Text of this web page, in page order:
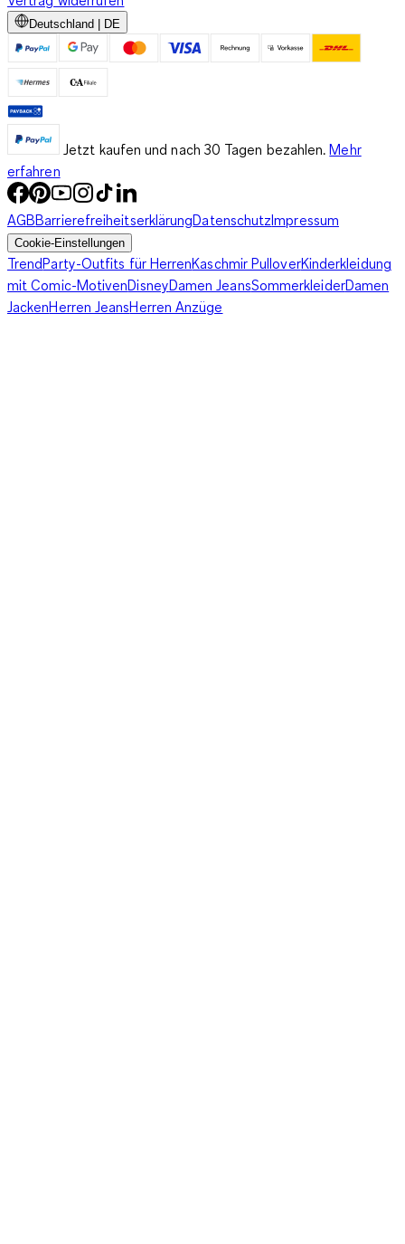
Deutschland | DE
Jetzt kaufen und nach 30 Tagen bezahlen. Mehr
erfahren
AGBBarrierefreiheitserklärungDatenschutzImpressum
Cookie-Einstellungen
TrendParty-Outfits für HerrenKaschmir PulloverKinderkleidung
mit Comic-MotivenDisneyDamen JeansSommerkleiderDamen
JackenHerren JeansHerren Anzüge